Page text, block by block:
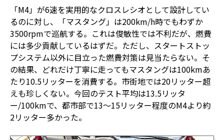
「M4」が6速を実用的なクロスレシオとして設計してい
るのに対し、「マスタング」は200km/h時でもわずか
3500rpmで巡航する。これは俊敏性では不利だが、燃費
には多少貢献しているはずだ。ただし、スタートストッ
プシステム以外に目立った燃費対策は見当たらない。そ
の結果、どれだけ丁寧に走ってもマスタングは100kmあ
たり10.5リッターを消費する。市街地では20リッター超
えも珍しくない。今回のテスト平均は13.5リッタ
ー/100kmで、都市部で13〜15リッター程度のM4より約
2リッター多かった。